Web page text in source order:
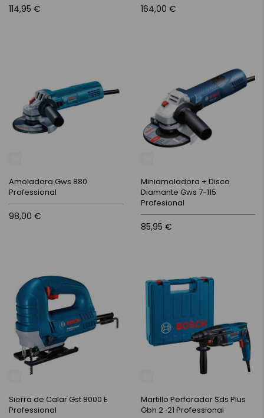
114,95 € 164,00 €
Amoladora Gws 880
Professional
98,00 €
Miniamoladora + Disco
Diamante Gws 7-115
Profesional
85,95 €
Sierra de Calar Gst 8000 E
Professional
Martillo Perforador Sds Plus
Gbh 2-21 Professional